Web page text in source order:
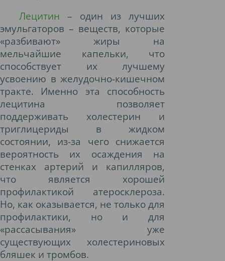
Лецитин – один из лучших
эмульгаторов – веществ, которые
«разбивают» жиры на
мельчайшие капельки, что
способствует их лучшему
усвоению в желудочно-кишечном
тракте. Именно эта способность
лецитина позволяет
поддерживать холестерин и
триглицериды в жидком
состоянии, из-за чего снижается
вероятность их осаждения на
стенках артерий и капилляров,
что является хорошей
профилактикой атеросклероза.
Но, как оказывается, не только для
профилактики, но и для
«рассасывания» уже
существующих холестериновых
бляшек и тромбов.